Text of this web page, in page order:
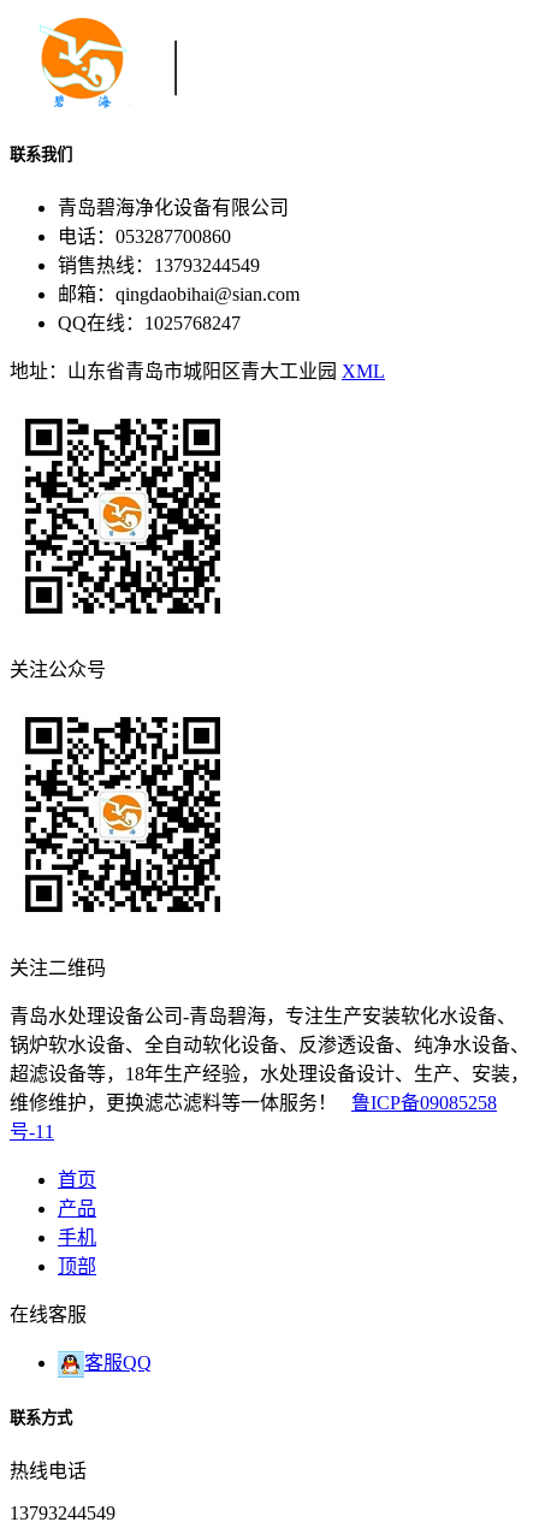
联系我们
青岛碧海净化设备有限公司
电话：053287700860
销售热线：13793244549
邮箱：qingdaobihai@sian.com
QQ在线：1025768247
地址：山东省青岛市城阳区青大工业园 XML
关注公众号
关注二维码
青岛水处理设备公司-青岛碧海，专注生产安装软化水设备、
锅炉软水设备、全自动软化设备、反渗透设备、纯净水设备、
超滤设备等，18年生产经验，水处理设备设计、生产、安装，
维修维护，更换滤芯滤料等一体服务！ 鲁ICP备09085258
号-11
首页
产品
手机
顶部
在线客服
客服QQ
联系方式
热线电话
13793244549